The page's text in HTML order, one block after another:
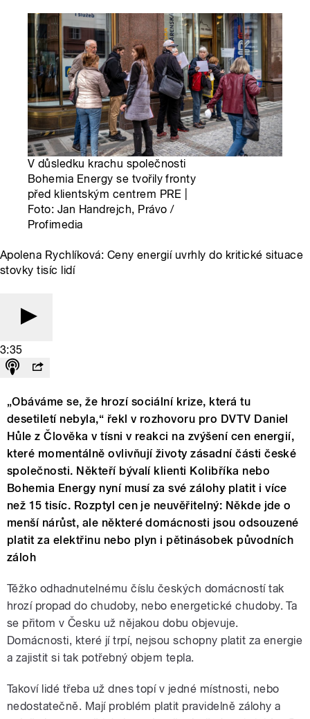
V důsledku krachu společnosti
Bohemia Energy se tvořily fronty
před klientským centrem PRE |
Foto: Jan Handrejch, Právo /
Profimedia
Apolena Rychlíková: Ceny energií uvrhly do kritické situace
stovky tisíc lidí
3:35
„Obáváme se, že hrozí sociální krize, která tu
desetiletí nebyla,“ řekl v rozhovoru pro DVTV Daniel
Hůle z Člověka v tísni v reakci na zvýšení cen energií,
které momentálně ovlivňují životy zásadní části české
společnosti. Někteří bývalí klienti Kolibříka nebo
Bohemia Energy nyní musí za své zálohy platit i více
než 15 tisíc. Rozptyl cen je neuvěřitelný: Někde jde o
menší nárůst, ale některé domácnosti jsou odsouzené
platit za elektřinu nebo plyn i pětinásobek původních
záloh
Těžko odhadnutelnému číslu českých domácností tak
hrozí propad do chudoby, nebo energetické chudoby. Ta
se přitom v Česku už nějakou dobu objevuje.
Domácnosti, které jí trpí, nejsou schopny platit za energie
a zajistit si tak potřebný objem tepla.
Takoví lidé třeba už dnes topí v jedné místnosti, nebo
nedostatečně. Mají problém platit pravidelně zálohy a